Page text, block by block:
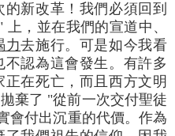
新改革！我們必須回到
，並在我們的宣道中、
力去施行。可是如今我看
認為這會發生。有許多
在死亡，而且西方文明
棄了 "從前一次交付聖徒
會付出沉重的代價。作為